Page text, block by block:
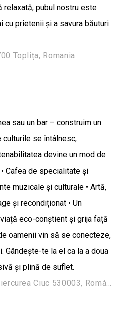
pubul nostru este
cu prietenii și a savura băuturi
Toplița, Romania
sau un bar – construim un
culturile se întâlnesc,
devine un mod de
Cafea de specialitate și
muzicale și culturale • Artă,
și recondiționat • Un
eco-conștient și grija față
oamenii vin să se conecteze,
te la el ca la a doua
și plină de suflet.
Strada Petőfi Sándor 33, Miercurea Ciuc 530003, Románia